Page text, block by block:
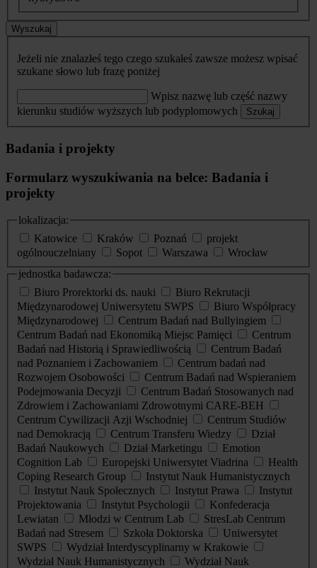
Wyszukaj
Jeżeli nie znalazłeś tego czego szukałeś zawsze możesz wpisać
szukane słowo lub frazę poniżej
Wpisz nazwę lub część nazwy
kierunku studiów wyższych lub podyplomowych
Szukaj
Badania i projekty
Formularz wyszukiwania na belce: Badania i
projekty
lokalizacja:
Katowice
Kraków Poznań
projekt
ogólnouczelniany
Sopot Warszawa
Wrocław
jednostka badawcza:
Biuro Prorektorki ds. nauki
Biuro Rekrutacji
Międzynarodowej Uniwersytetu SWPS
Biuro Współpracy
Międzynarodowej
Centrum Badań nad Bullyingiem
Centrum Badań nad Ekonomiką Miejsc Pamięci
Centrum
Badań nad Historią i Sprawiedliwością
Centrum Badań
nad Poznaniem i Zachowaniem
Centrum badań nad
Rozwojem Osobowości
Centrum Badań nad Wspieraniem
Podejmowania Decyzji
Centrum Badań Stosowanych nad
Zdrowiem i Zachowaniami Zdrowotnymi CARE-BEH
Centrum Cywilizacji Azji Wschodniej
Centrum Studiów
nad Demokracją
Centrum Transferu Wiedzy
Dział
Badań Naukowych
Dział Marketingu
Emotion
Cognition Lab
Europejski Uniwersytet Viadrina
Health
Coping Research Group
Instytut Nauk Humanistycznych
Instytut Nauk Społecznych
Instytut Prawa
Instytut
Projektowania
Instytut Psychologii
Konfederacja
Lewiatan
Młodzi w Centrum Lab
StresLab Centrum
Badań nad Stresem
Szkoła Doktorska
Uniwersytet
SWPS
Wydział Interdyscyplinarny w Krakowie
Wydział Nauk Humanistycznych
Wydział Nauk